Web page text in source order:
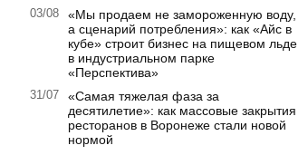
03/08
«Мы продаем не замороженную воду,
а сценарий потребления»: как «Айс в
кубе» строит бизнес на пищевом льде
в индустриальном парке
«Перспектива»
31/07
«Самая тяжелая фаза за
десятилетие»: как массовые закрытия
ресторанов в Воронеже стали новой
нормой